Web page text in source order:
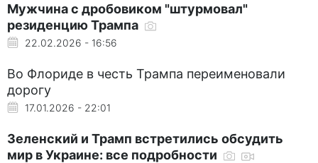
Мужчина с дробовиком "штурмовал"
резиденцию Трампа
22.02.2026 - 16:56
Во Флориде в честь Трампа переименовали
дорогу
17.01.2026 - 22:01
Зеленский и Трамп встретились обсудить
мир в Украине: все подробности